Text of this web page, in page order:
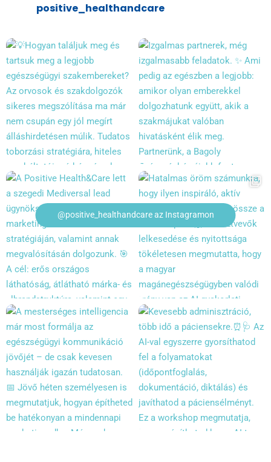
@positive_healthandcare az Instagramon
positive_healthandcare